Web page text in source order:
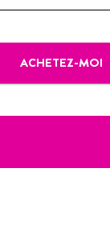
ACHETEZ-MOI